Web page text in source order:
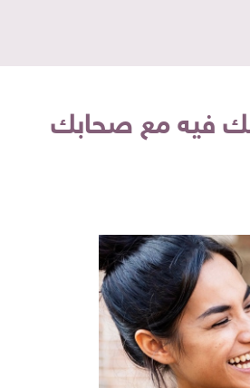
فيه مع صحابك